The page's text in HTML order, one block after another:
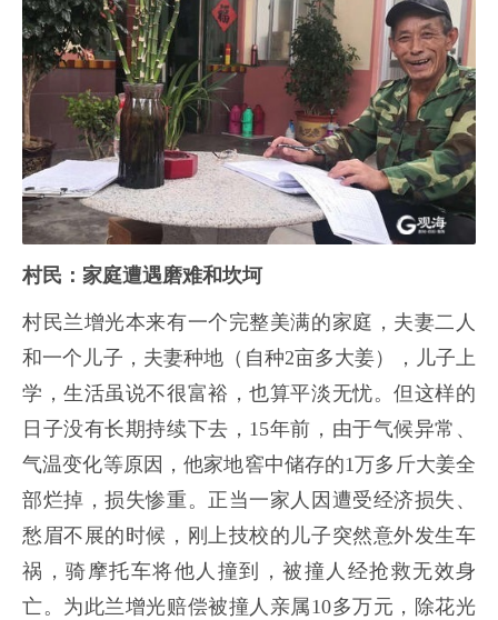
村民：家庭遭遇磨难和坎坷
村民兰增光本来有一个完整美满的家庭，夫妻二人
和一个儿子，夫妻种地（自种2亩多大姜），儿子上
学，生活虽说不很富裕，也算平淡无忧。但这样的
日子没有长期持续下去，15年前，由于气候异常、
气温变化等原因，他家地窖中储存的1万多斤大姜全
部烂掉，损失惨重。正当一家人因遭受经济损失、
愁眉不展的时候，刚上技校的儿子突然意外发生车
祸，骑摩托车将他人撞到，被撞人经抢救无效身
亡。为此兰增光赔偿被撞人亲属10多万元，除花光